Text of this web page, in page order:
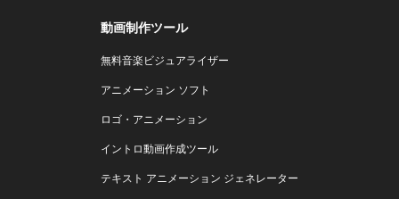
動画制作ツール
無料音楽ビジュアライザー
アニメーション ソフト
ロゴ・アニメーション
イントロ動画作成ツール
テキスト アニメーション ジェネレーター